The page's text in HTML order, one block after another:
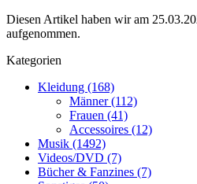
Diesen Artikel haben wir am
aufgenommen.
Kategorien
Kleidung (168)
Männer (112)
Frauen (41)
Accessoires (12)
Musik (1492)
Videos/DVD (7)
Bücher & Fanzines (7)